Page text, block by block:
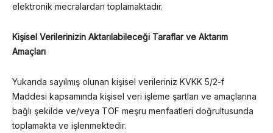
elektronik mecralardan toplamaktadır.
Kişisel Verilerinizin Aktarılabileceği Taraflar ve Aktarım
Amaçları
Yukarıda sayılmış olunan kişisel verileriniz KVKK 5/2-f
Maddesi kapsamında kişisel veri işleme şartları ve amaçlarına
bağlı şekilde ve/veya TOF meşru menfaatleri doğrultusunda
toplamakta ve işlenmektedir.